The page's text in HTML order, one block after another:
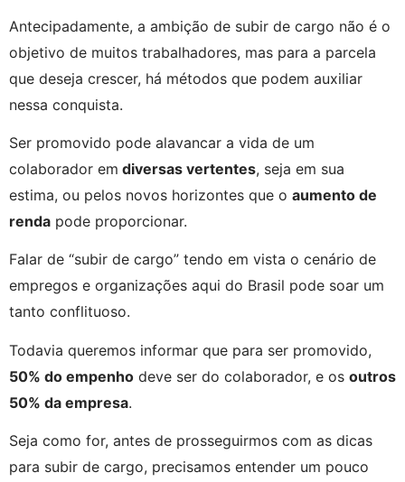
Antecipadamente, a ambição de subir de cargo não é o
objetivo de muitos trabalhadores, mas para a parcela
que deseja crescer, há métodos que podem auxiliar
nessa conquista.
Ser promovido pode alavancar a vida de um
colaborador em diversas vertentes, seja em sua
estima, ou pelos novos horizontes que o aumento de
renda pode proporcionar.
Falar de “subir de cargo” tendo em vista o cenário de
empregos e organizações aqui do Brasil pode soar um
tanto conflituoso.
50% do empenho deve ser do colaborador, e os outros
50% da empresa.
Seja como for, antes de prosseguirmos com as dicas
para subir de cargo, precisamos entender um pouco